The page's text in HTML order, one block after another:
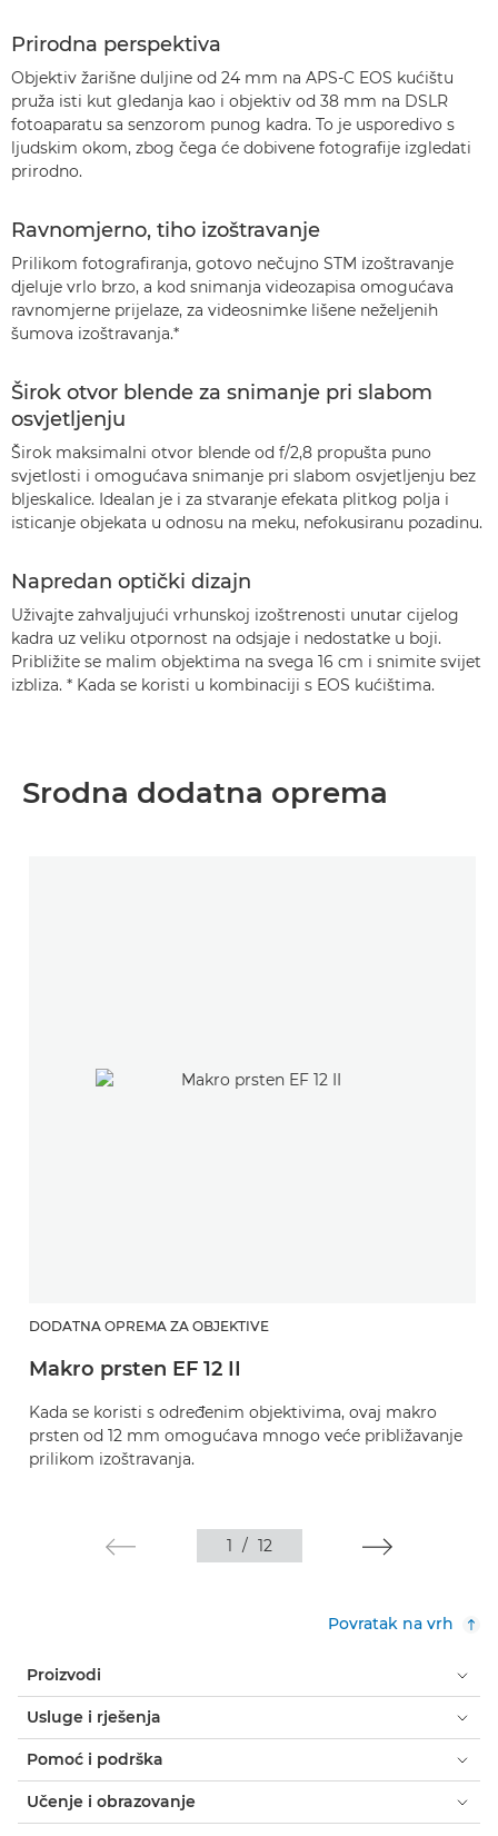
Prirodna perspektiva
Objektiv žarišne duljine od 24 mm na APS-C EOS kućištu
pruža isti kut gledanja kao i objektiv od 38 mm na DSLR
fotoaparatu sa senzorom punog kadra. To je usporedivo s
ljudskim okom, zbog čega će dobivene fotografije izgledati
prirodno.
Ravnomjerno, tiho izoštravanje
Prilikom fotografiranja, gotovo nečujno STM izoštravanje
djeluje vrlo brzo, a kod snimanja videozapisa omogućava
ravnomjerne prijelaze, za videosnimke lišene neželjenih
šumova izoštravanja.*
Širok otvor blende za snimanje pri slabom
osvjetljenju
Širok maksimalni otvor blende od f/2,8 propušta puno
svjetlosti i omogućava snimanje pri slabom osvjetljenju bez
bljeskalice. Idealan je i za stvaranje efekata plitkog polja i
isticanje objekata u odnosu na meku, nefokusiranu pozadinu.
Napredan optički dizajn
Uživajte zahvaljujući vrhunskoj izoštrenosti unutar cijelog
kadra uz veliku otpornost na odsjaje i nedostatke u boji.
Približite se malim objektima na svega 16 cm i snimite svijet
izbliza. * Kada se koristi u kombinaciji s EOS kućištima.
Srodna dodatna oprema
DODATNA OPREMA ZA OBJEKTIVE
Makro prsten EF 12 II
Kada se koristi s određenim objektivima, ovaj makro
prsten od 12 mm omogućava mnogo veće približavanje
prilikom izoštravanja.
1 / 12
Povratak na vrh
Proizvodi
Usluge i rješenja
Pomoć i podrška
Učenje i obrazovanje